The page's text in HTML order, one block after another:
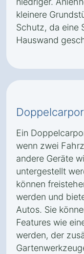
kleinere
Schutz, da eine
Hauswand
Ein
wenn zwei
andere Geräte
untergestellt
können
werden und
Autos. Sie
Features wie
werden, der